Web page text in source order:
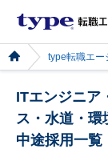
type転職エー
ITエンジニア
ス・水道・環
中途採用一覧